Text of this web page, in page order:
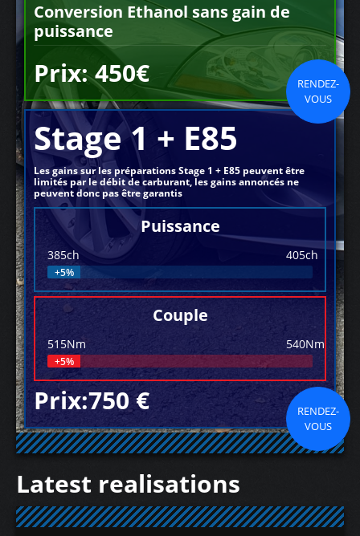
Conversion Ethanol sans gain de
puissance
Prix: 450€
RENDEZ-
VOUS
Stage 1 + E85
Les gains sur les préparations Stage 1 + E85 peuvent être
limités par le débit de carburant, les gains annoncés ne
peuvent donc pas être garantis
Puissance
385ch 405ch
+5%
Couple
515Nm 540Nm
+5%
Prix:750 €
RENDEZ-
VOUS
Latest realisations